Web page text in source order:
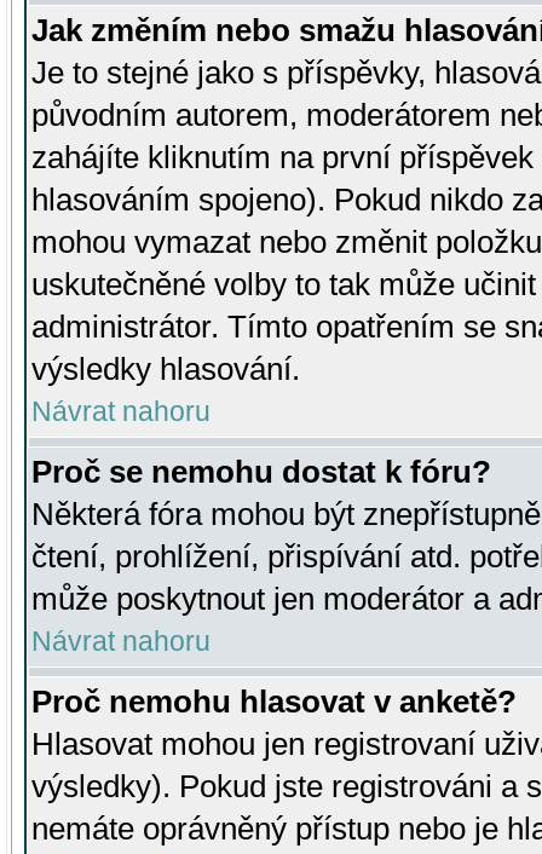
Jak změním nebo smažu
Je to stejné jako s příspěvky,
původním autorem, moderátorem
zahájíte kliknutím na první
hlasováním spojeno). Pokud nikdo
mohou vymazat nebo změnit
uskutečněné volby to tak může
administrátor. Tímto opatřením se
výsledky hlasování.
Návrat nahoru
Proč se nemohu dostat k fóru?
Některá fóra mohou být
čtení, prohlížení, přispívání atd.
může poskytnout jen moderátor a
Návrat nahoru
Proč nemohu hlasovat v anketě?
Hlasovat mohou jen registrovaní
výsledky). Pokud jste registrováni a
nemáte oprávněný přístup nebo je